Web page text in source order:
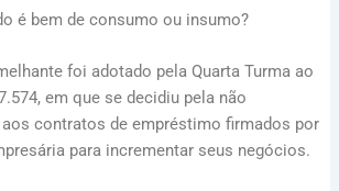
é bem de consumo ou insumo?
foi adotado pela Quarta Turma ao
em que se decidiu pela não
contratos de empréstimo firmados por
para incrementar seus negócios.